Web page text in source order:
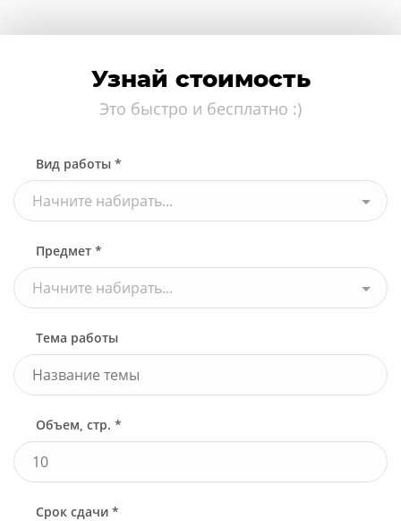
Узнай стоимость
Это быстро и бесплатно :)
Вид работы *
Начните набирать...
Предмет *
Начните набирать...
Тема работы
Объем, стр. *
Срок сдачи *